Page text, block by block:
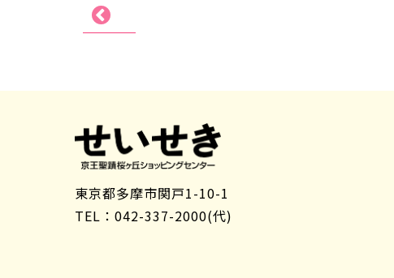
東京都多摩市関戸1-10-1
TEL：042-337-2000(代)